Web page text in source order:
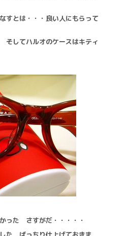
すとは・・・良い人にもらって
してハルオのケースはキティ
った さすがだ・・・・・